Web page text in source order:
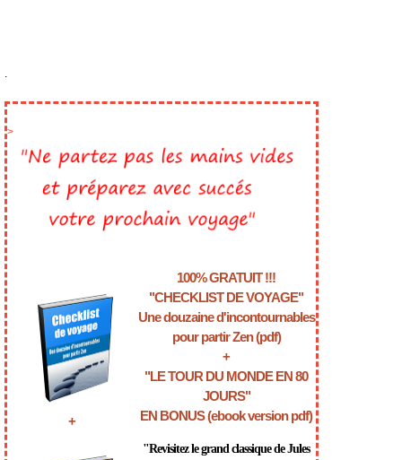
>
+
100% GRATUIT !!!
"CHECKLIST DE VOYAGE"
Une douzaine d'incontournables
pour partir Zen (pdf)
+
"LE TOUR DU MONDE EN 80
JOURS"
EN BONUS (ebook version pdf)
"Revisitez le grand classique de Jules